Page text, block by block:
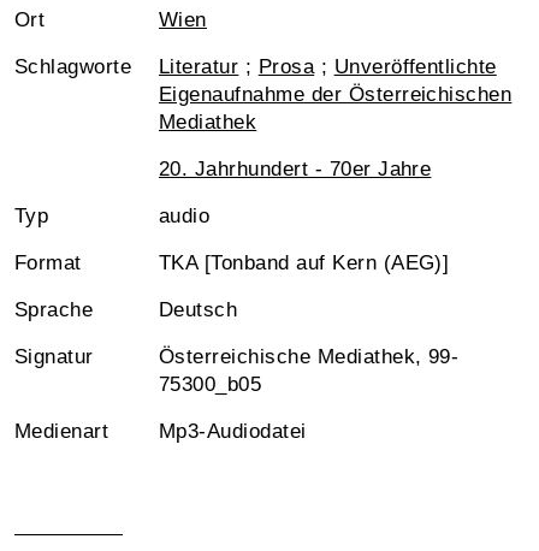
Ort Wien
Schlagworte Literatur ; Prosa; Unveröffentlichte
Eigenaufnahme der Österreichischen
Mediathek
20. Jahrhundert - 70er Jahre
Typ audio
Format TKA [Tonband auf Kern (AEG)]
Sprache Deutsch
Signatur
Österreichische Mediathek, 99-
75300_b05
Medienart Mp3-Audiodatei